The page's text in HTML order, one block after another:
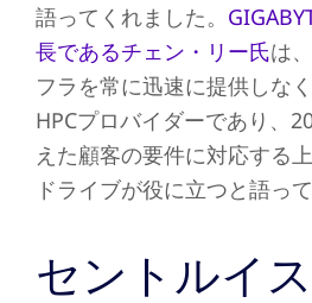
語ってくれました。
長であるチェン・リー氏は
フラを常に迅速に提供しな
HPCプロバイダーであり、
えた顧客の要件に対応する
ドライブが役に立つと語っ
セントルイ